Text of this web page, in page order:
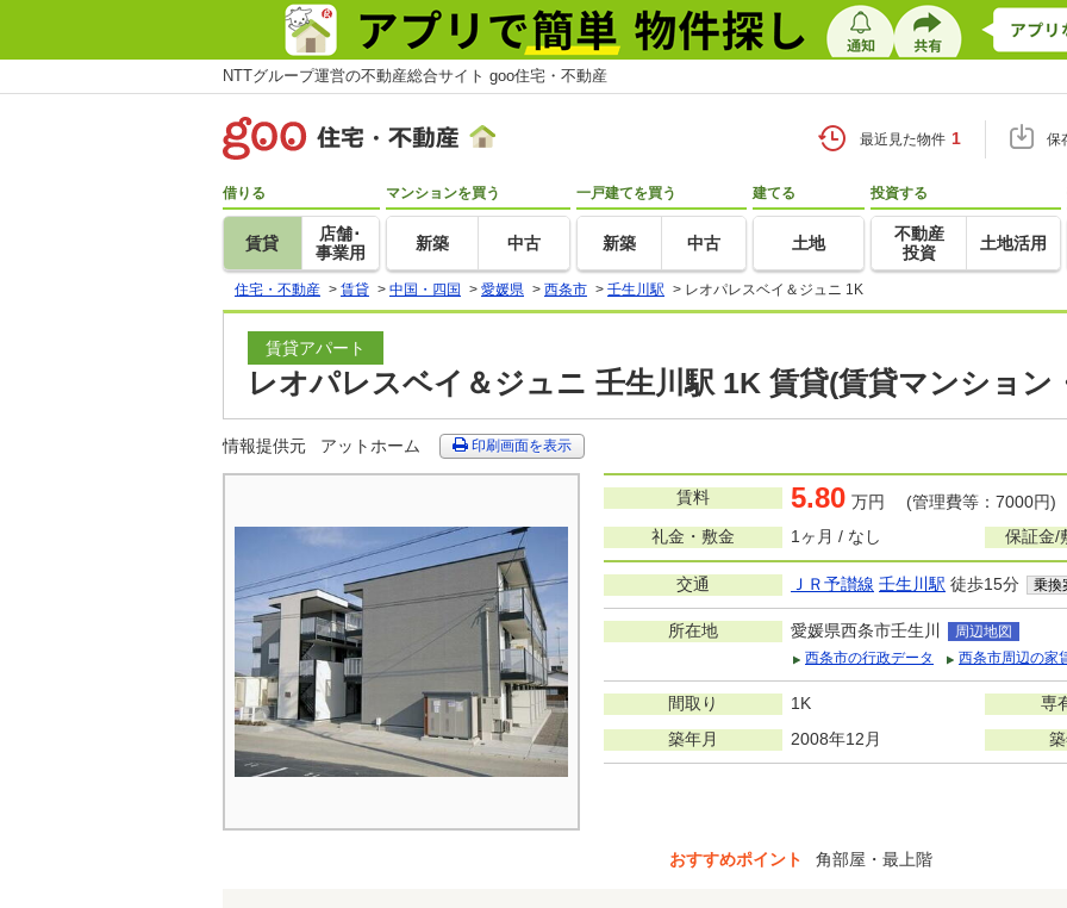
NTTグループ運営の不動産総合サイト goo住宅・不動産
最近見た物件 1 保
借りる
賃貸
店舗･
事業用
マンションを買う
新築 中古
一戸建てを買う
新築 中古
建てる
土地
投資する
不動産
投資
土地活用
住宅・不動産 > 賃貸 > 中国・四国 > 愛媛県 > 西条市 > 壬生川駅 > レオパレスベイ＆ジュニ 1K
賃貸アパート
レオパレスベイ＆ジュニ 壬生川駅 1K 賃貸(賃貸マンション
情報提供元 アットホーム 印刷画面を表示
賃料 5.80 万円 (管理費等：7000円)
礼金・敷金
1ヶ月 / なし 保証金/
交通 ＪＲ予讃線 壬生川駅 徒歩15分 乗換
所在地 愛媛県西条市壬生川
周辺地図
西条市の行政データ
西条市周辺の家
間取り 1K 専
築年月 2008年12月
おすすめポイント 角部屋・最上階